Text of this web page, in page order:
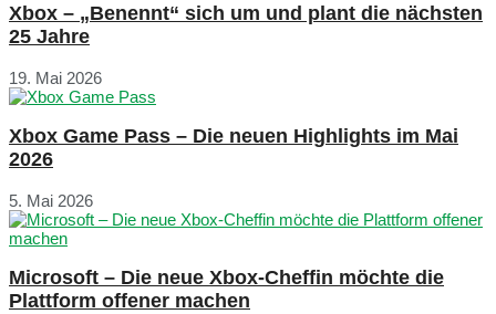
Xbox – „Benennt“ sich um und plant die nächsten
25 Jahre
19. Mai 2026
Xbox Game Pass – Die neuen Highlights im Mai
2026
5. Mai 2026
Microsoft – Die neue Xbox-Cheffin möchte die
Plattform offener machen